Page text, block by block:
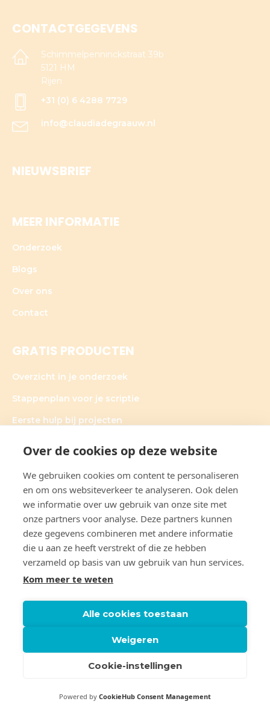
CONTACTGEGEVENS
Schimmelpenninckstraat 39b
5121 HM
Rijen
+31 (0) 6 4288 7729
info@claudiadegraauw.nl
NIEUWSBRIEF
MEER INFORMATIE
Onderzoek
Blogs
Over ons
Contact
GRATIS PRODUCTEN
Overzicht in je onderzoek
Stappenplan voor je scriptie
Eerste hulp bij projecten
OVER CLAUDIA DE GRAAUW
Claudia’s hart ligt bij onderzoek. Haar werkwijze is heel
persoonlijk; ieder onderzoek vraagt tenslotte om
maatwerk. Samen met de klant formuleert ze doelen, die
ze vervolgens ook realiseert. Daarbij is ze volkomen
transparant en deelt ze graag haar kennis en ervaring.
voorbehouden.
Privacy statement
Over de cookies op deze website
We gebruiken cookies om content te personaliseren
en om ons websiteverkeer te analyseren. Ook delen
we informatie over uw gebruik van onze site met
onze partners voor analyse. Deze partners kunnen
deze gegevens combineren met andere informatie
die u aan ze heeft verstrekt of die ze hebben
verzameld op basis van uw gebruik van hun services.
Kom meer te weten
Alle cookies toestaan
Weigeren
Cookie-instellingen
Powered by CookieHub Consent Management